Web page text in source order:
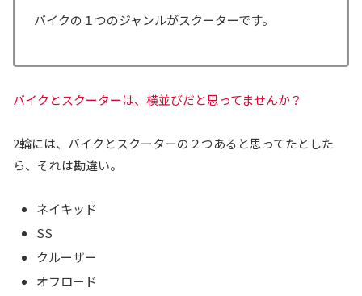
バイクの１つのジャンルがスクーターです。
バイクとスクーターは、横並びだと思ってませんか？
2輪には、バイクとスクーターの２つあると思ってたとした
ら、それは勘違い。
ネイキッド
SS
クルーザー
オフロード